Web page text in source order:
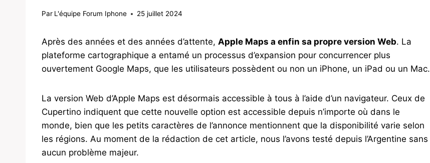
Par L'équipe Forum Iphone 25 juillet 2024
Après des années et des années d’attente, Apple Maps a enfin sa propre version Web. La
plateforme cartographique a entamé un processus d’expansion pour concurrencer plus
ouvertement Google Maps, que les utilisateurs possèdent ou non un iPhone, un iPad ou un Mac.
La version Web d’Apple Maps est désormais accessible à tous à l’aide d’un navigateur. Ceux de
Cupertino indiquent que cette nouvelle option est accessible depuis n’importe où dans le
monde, bien que les petits caractères de l’annonce mentionnent que la disponibilité varie selon
les régions. Au moment de la rédaction de cet article, nous l’avons testé depuis l’Argentine sans
aucun problème majeur.